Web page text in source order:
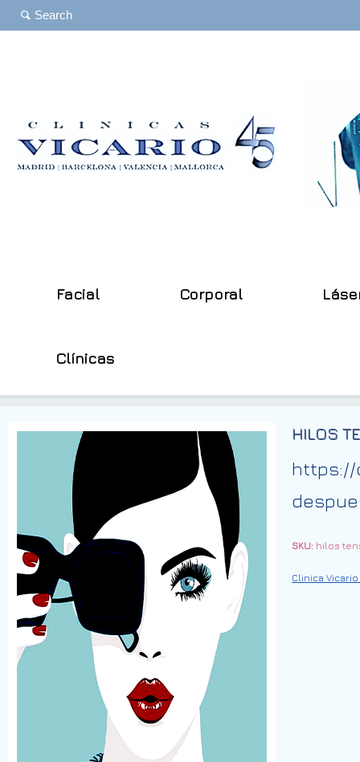
Facial Corporal
Clínicas
HILOS
SKU: hilos
Clinica